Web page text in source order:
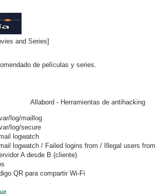
and Series]
de películas y series.
Allabord - Herramientas de antihacking
log/maillog
log/secure
logwatch
logwatch / Failed logins from / Illegal users from
A desde B (cliente)
QR para compartir Wi-Fi